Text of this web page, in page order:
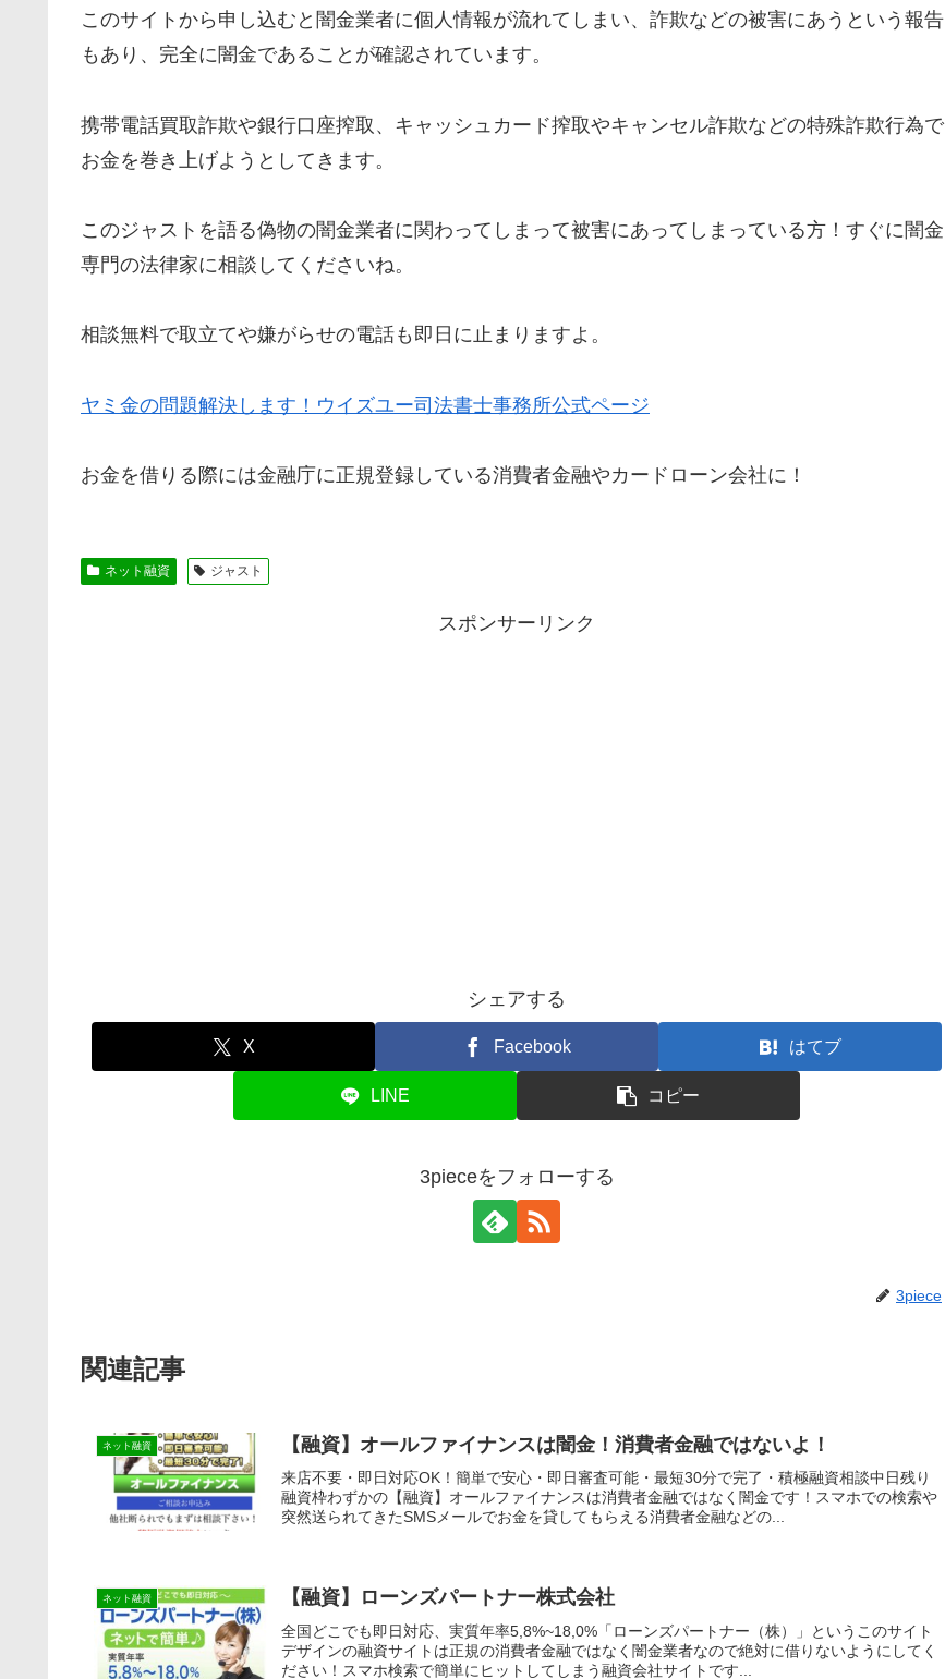
このサイトから申し込むと闇金業者に個人情報が流れてしまい、詐欺などの被害にあうという報告
もあり、完全に闇金であることが確認されています。
携帯電話買取詐欺や銀行口座搾取、キャッシュカード搾取やキャンセル詐欺などの特殊詐欺行為で
お金を巻き上げようとしてきます。
このジャスト を語る偽物の闇金業者に関わってしまって被害にあってしまっている方！すぐに闇金
専門の法律家に相談してくださいね。
相談無料で取立てや嫌がらせの電話も即日に止まりますよ。
ヤミ金の問題解決します！ウイズユー司法書士事務所公式ページ
お金を借りる際には金融庁に正規登録している消費者金融やカードローン会社に！
ネット融資 ジャスト
スポンサーリンク
シェアする
X Facebook はてブ
LINE コピー
3pieceをフォローする
3piece
関連記事
ネット融資 【融資】オールファイナンスは闇金！消費者金融ではないよ！
来店不要・即日対応OK！簡単で安心・即日審査可能・最短30分で完了・積極融資相談中日残り
融資枠わずかの【融資】オールファイナンスは消費者金融ではなく闇金です！スマホでの検索や
突然送られてきたSMSメールでお金を貸してもらえる消費者金融などの...
ネット融資 【融資】ローンズパートナー株式会社
全国どこでも即日対応、実質年率5,8%~18,0%「ローンズパートナー（株）」というこのサイト
デザインの融資サイトは正規の消費者金融ではなく闇金業者なので絶対に借りないようにしてく
ださい！スマホ検索で簡単にヒットしてしまう融資会社サイトです...